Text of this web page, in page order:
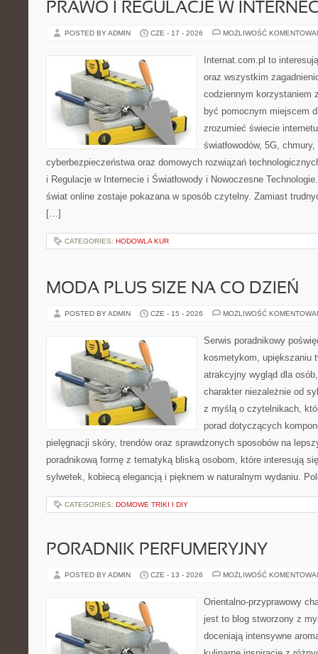
PRAWO I REGULACJE W
POSTED BY ADMIN CZE - 17 - 2026 MOŻLIWOŚĆ
Internat.com.pl to
oraz wszystkim
codziennym korzystaniem
być pomocnym miejscem
zrozumieć świecie
światłowodów, 5G,
cyberbezpieczeństwa oraz domowych rozwiązań
i Regulacje w Internecie i Światłowody i Nowoczesne
świat online zostaje pokazana w sposób czytelny. Zamiast
[…]
CATEGORIES: HODOWLA KUR
MODA PLUS SIZE NA CO DZIEŃ
POSTED BY ADMIN CZE - 15 - 2026 MOŻLIWOŚĆ
Serwis poradnikowy
kosmetykom, upiększaniu
atrakcyjny wygląd dla
charakter niezależnie od
z myślą o czytelnikach,
porad dotyczących
pielęgnacji skóry, trendów oraz sprawdzonych sposobów na
poradnikową formę z tematyką bliską osobom, które interesują
sylwetek, kobiecą elegancją i pięknem w naturalnym wydaniu.
CATEGORIES: DOMOWE TRIKI I DIY
PORADNIK PERFUMERYJNY
POSTED BY ADMIN CZE - 13 - 2026 MOŻLIWOŚĆ
Orientalno-przyprawowy
jest to blog stworzony z
doceniają intensywne